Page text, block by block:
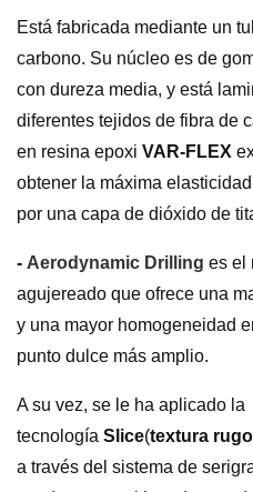
Está fabricada mediante un
carbono. Su núcleo es de
con dureza media, y está
diferentes tejidos de fibra de
en resina epoxi VAR-FLEX
obtener la máxima
por una capa de dióxido de
- Aerodynamic Drilling es el
agujereado que ofrece una
y una mayor homogeneidad
punto dulce más amplio.
A su vez, se le ha aplicado la
tecnología Slice(textura
a través del sistema de